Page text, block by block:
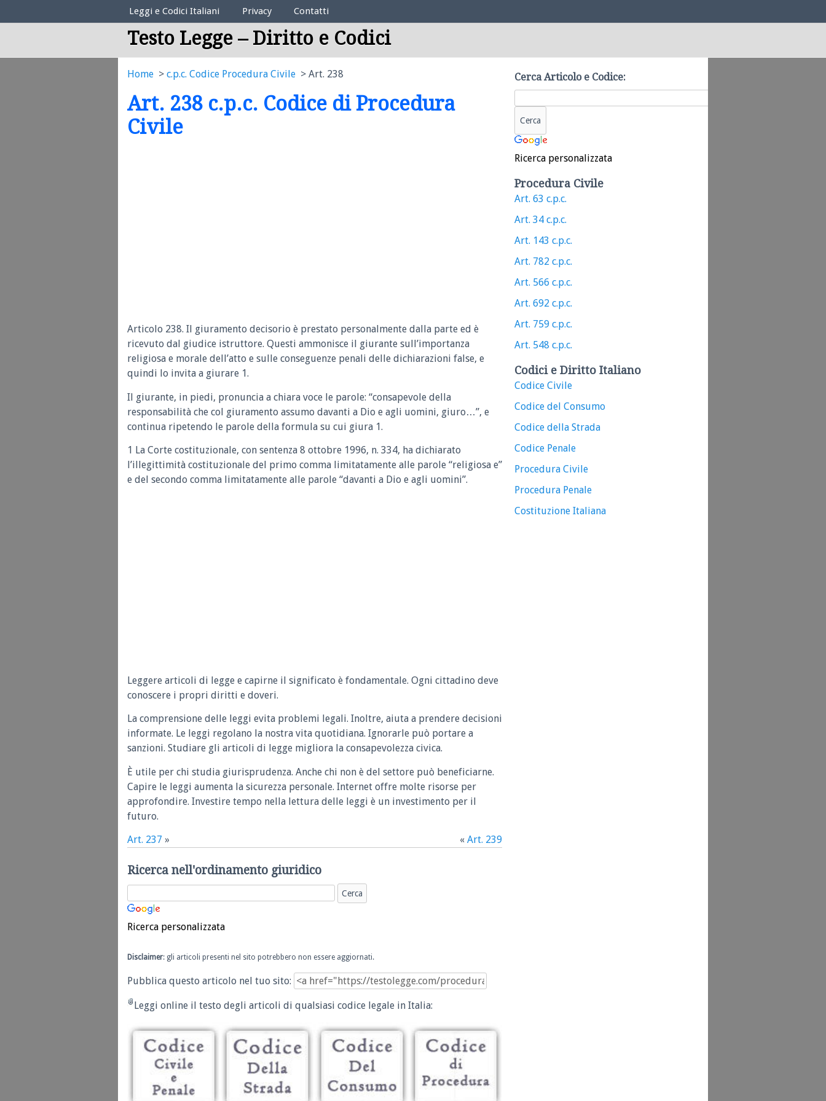
Elenco Codici Legali
Leggi e Codici Italiani Privacy Contatti
Testo Legge – Diritto e Codici
Home c.p.c. Codice Procedura Civile Art. 238
Art. 238 c.p.c. Codice di Procedura
Civile
Articolo 238. Il giuramento decisorio è prestato personalmente dalla parte ed è
ricevuto dal giudice istruttore. Questi ammonisce il giurante sull’importanza
religiosa e morale dell’atto e sulle conseguenze penali delle dichiarazioni false, e
quindi lo invita a giurare 1.
Il giurante, in piedi, pronuncia a chiara voce le parole: “consapevole della
responsabilità che col giuramento assumo davanti a Dio e agli uomini, giuro…”, e
continua ripetendo le parole della formula su cui giura 1.
1 La Corte costituzionale, con sentenza 8 ottobre 1996, n. 334, ha dichiarato
l’illegittimità costituzionale del primo comma limitatamente alle parole “religiosa e”
e del secondo comma limitatamente alle parole “davanti a Dio e agli uomini”.
Leggere articoli di legge e capirne il significato è fondamentale. Ogni cittadino deve
conoscere i propri diritti e doveri.
La comprensione delle leggi evita problemi legali. Inoltre, aiuta a prendere decisioni
informate. Le leggi regolano la nostra vita quotidiana. Ignorarle può portare a
sanzioni. Studiare gli articoli di legge migliora la consapevolezza civica.
È utile per chi studia giurisprudenza. Anche chi non è del settore può beneficiarne.
Capire le leggi aumenta la sicurezza personale. Internet offre molte risorse per
approfondire. Investire tempo nella lettura delle leggi è un investimento per il
futuro.
Art. 237 » « Art. 239
Ricerca nell'ordinamento giuridico
Ricerca personalizzata
Disclaimer: gli articoli presenti nel sito potrebbero non essere aggiornati.
Pubblica questo articolo nel tuo sito:
Leggi online il testo degli articoli di qualsiasi codice legale in Italia:
Cerca Articolo e Codice:
Ricerca personalizzata
Procedura Civile
Art. 63 c.p.c.
Art. 34 c.p.c.
Art. 143 c.p.c.
Art. 782 c.p.c.
Art. 566 c.p.c.
Art. 692 c.p.c.
Art. 759 c.p.c.
Art. 548 c.p.c.
Codici e Diritto Italiano
Codice Civile
Codice del Consumo
Codice della Strada
Codice Penale
Procedura Civile
Procedura Penale
Costituzione Italiana